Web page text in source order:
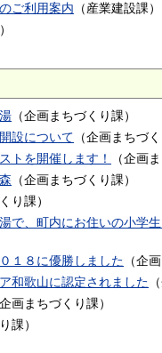
ご利用案内 （産業建設課）
）
（企画まちづくり課）
設について （企画まちづ
トを開催します！
（企画
（企画まちづくり課）
り課）
で、町内にお住いの小学
１８に優勝しました （企
和歌山に認定されました （
企画まちづくり課）
課）